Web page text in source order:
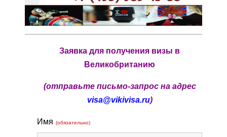
Заявка для получения визы в
Великобританию
(отправьте письмо-запрос на адрес
visa@vikivisa.ru)
Имя (обязательно)